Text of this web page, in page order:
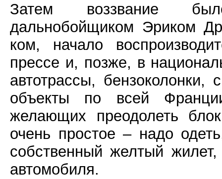
Затем воззвание
дальнобойщиком Эриком
ком, начало
прессе и, позже, в
автотрассы, бензоколонки,
объекты по всей
желающих преодолеть
очень простое – надо
собственный желтый
автомобиля.